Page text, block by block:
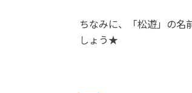
ちなみに、「松遊」の名
しょう★